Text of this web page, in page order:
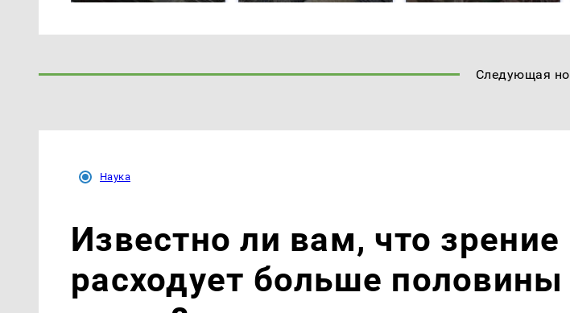
Следующая
Наука
Известно ли вам, что зрение
расходует больше половины